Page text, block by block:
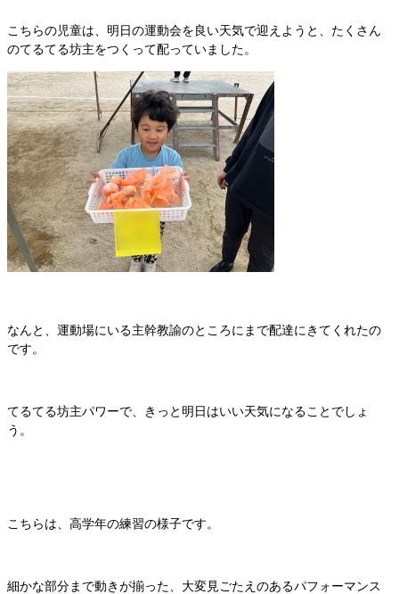
こちらの児童は、明日の運動会を良い天気で迎えようと、たくさん
のてるてる坊主をつくって配っていました。
なんと、運動場にいる主幹教諭のところにまで配達にきてくれたの
です。
てるてる坊主パワーで、きっと明日はいい天気になることでしょ
う。
こちらは、高学年の練習の様子です。
細かな部分まで動きが揃った、大変見ごたえのあるパフォーマンス